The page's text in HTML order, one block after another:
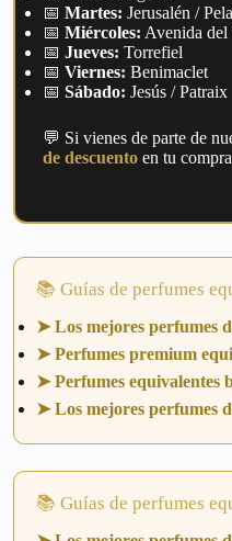
📅 Martes: Jerusalén /
📅 Miércoles: Avenida
📅 Jueves: Torrefiel
📅 Viernes: Benimaclet
📅 Sábado: Jesús / Patraix
💬 Si vienes de parte de
de descuento en tu
📚 Guías de perfumes
➤ Los mejores perfumes
➤ Perfumes premium
➤ Perfumes equivalentes
➤ Los mejores perfumes
📚 Guías de perfumes